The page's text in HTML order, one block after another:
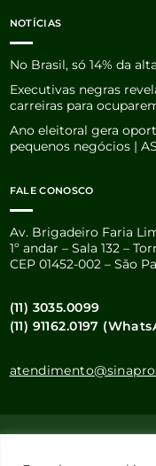
NOTÍCIAS
No Brasil, só 14% da
Executivas negras
carreiras para
Ano eleitoral gera
pequenos negócios |
FALE CONOSCO
Av. Brigadeiro Faria
1º andar – Sala 132 –
CEP 01452-002 – São
(11) 3035.0099
(11) 91162.0197